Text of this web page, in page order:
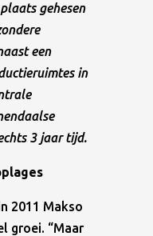
gehesen
een
in
3 jaar tijd.
2011 Makso
groei. “Maar